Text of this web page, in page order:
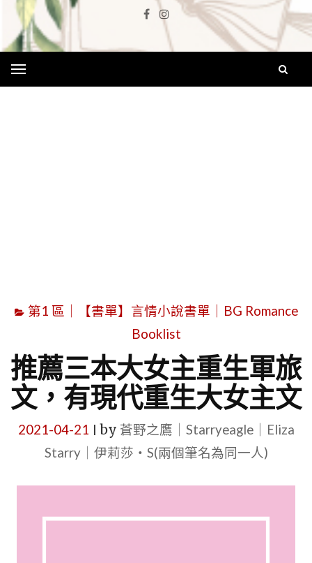
Facebook
Instagram
第1 區｜【書單】言情小說書單｜BG Romance
Booklist
推薦三本大女主重生軍旅
文，有現代重生大女主文
2021-04-21 by 蒼野之鷹｜Starryeagle｜Eliza
Starry｜伊莉莎・S(兩個筆名為同一人)